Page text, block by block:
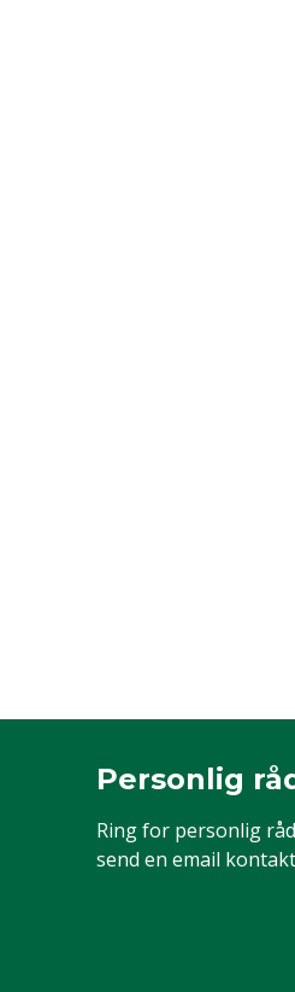
Personlig
Ring for personlig
send en email